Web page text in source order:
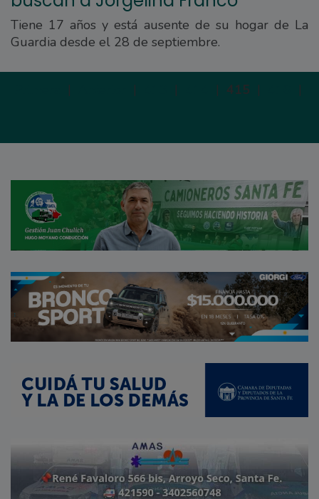
Tiene 17 años y está ausente de su hogar de La
Guardia desde el 28 de septiembre.
| | | | 415 | |